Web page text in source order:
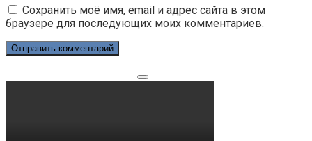
Сохранить моё имя, email и адрес сайта в этом
браузере для последующих моих комментариев.